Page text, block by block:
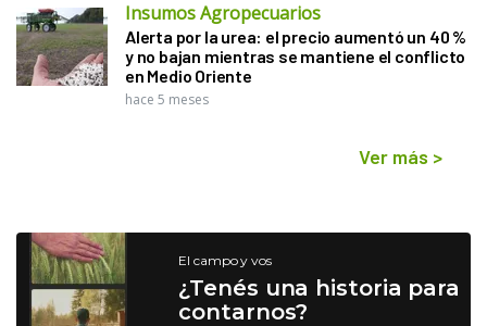
Insumos Agropecuarios
Alerta por la urea: el precio aumentó un 40 %
y no bajan mientras se mantiene el conflicto
en Medio Oriente
hace 5 meses
Ver más >
El campo y vos
¿Tenés una historia para
contarnos?